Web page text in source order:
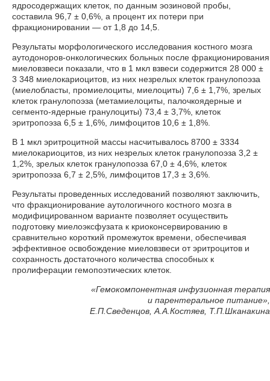
ядросодержащих клеток, по данным эозиновой пробы,
составила 96,7 ± 0,6%, а процент их потери при
фракционировании — от 1,8 до 14,5.
Результаты морфологического исследования костного мозга
аутодоноров-онкологических больных после фракционирования
миеловзвеси показали, что в 1 мкл взвеси содержится 28 000 ±
3 348 миелокариоцитов, из них незрелых клеток гранулопоэза
(миелобласты, промиелоциты, миелоциты) 7,6 ± 1,7%, зрелых
клеток гранулопоэза (метамиелоциты, палочкоядерные и
сегменто-ядерные гранулоциты) 73,4 ± 3,7%, клеток
эритропоэза 6,5 ± 1,6%, лимфоцитов 10,6 ± 1,8%.
В 1 мкл эритроцитной массы насчитывалось 8700 ± 3334
миелокариоцитов, из них незрелых клеток гранулопоэза 3,2 ±
1,2%, зрелых клеток гранулопоэза 67,0 ± 4,6%, клеток
эритропоэза 6,7 ± 2,5%, лимфоцитов 17,3 ± 3,6%.
Результаты проведенных исследований позволяют заключить,
что фракционирование аутологичного костного мозга в
модифицированном варианте позволяет осуществить
подготовку миелоэксфузата к криоконсервированию в
сравнительно короткий промежуток времени, обеспечивая
эффективное освобождение миеловзвеси от эритроцитов и
сохранность достаточного количества способных к
пролиферации гемопоэтических клеток.
«Гемокомпонентная инфузионная терапия
и парентеральное питание»,
Е.П.Сведенцов, А.А.Костяев, Т.П.Шканакина